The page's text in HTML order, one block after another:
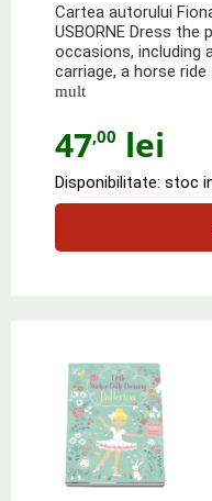
Cartea autorului
USBORNE Dress
occasions, including
carriage, a horse
mult
47,00 lei
Disponibilitate: stoc